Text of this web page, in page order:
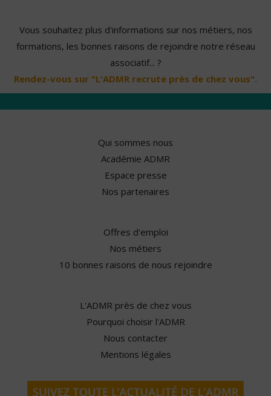
Vous souhaitez plus d'informations sur nos métiers, nos
formations, les bonnes raisons de rejoindre notre réseau
associatif... ?
Rendez-vous sur "L'ADMR recrute près de chez vous".
Qui sommes nous
Académie ADMR
Espace presse
Nos partenaires
Offres d'emploi
Nos métiers
10 bonnes raisons de nous rejoindre
L'ADMR près de chez vous
Pourquoi choisir l'ADMR
Nous contacter
Mentions légales